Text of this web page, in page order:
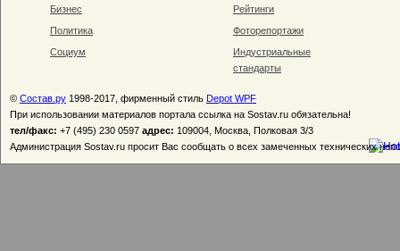
Бизнес
Политика
Социум
Рейтинги
Фоторепортажи
Индустриальные
стандарты
© Состав.ру 1998-2017, фирменный стиль Depot WPF
При использовании материалов портала ссылка на Sostav.ru обязательна!
тел/факс: +7 (495) 230 0597 адрес: 109004, Москва, Полковая 3/3
Администрация Sostav.ru просит Вас сообщать о всех замеченных технических